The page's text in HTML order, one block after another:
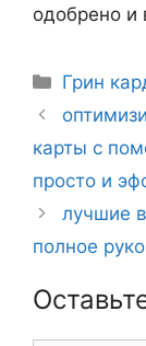
одобрено и
Рубрики
Грин
Навигация
записи
карты с
просто и
лучшие
полное